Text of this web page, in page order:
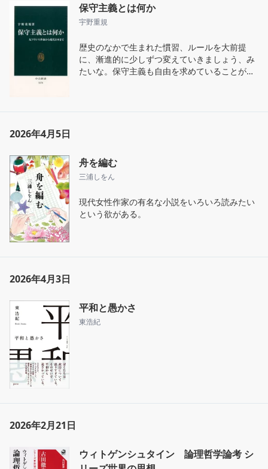
保守主義とは何か
宇野重規
歴史のなかで生まれた慣習、ルールを大前提
に、漸進的に少しずつ変えていきましょう、み
たいな。保守主義も自由を求めていることがよ
2026年4月5日
舟を編む
三浦しをん
現代女性作家の有名な小説をいろいろ読みたい
という欲がある。
2026年4月3日
平和と愚かさ
東浩紀
2026年2月21日
ウィトゲンシュタイン 論理哲学論考 シ